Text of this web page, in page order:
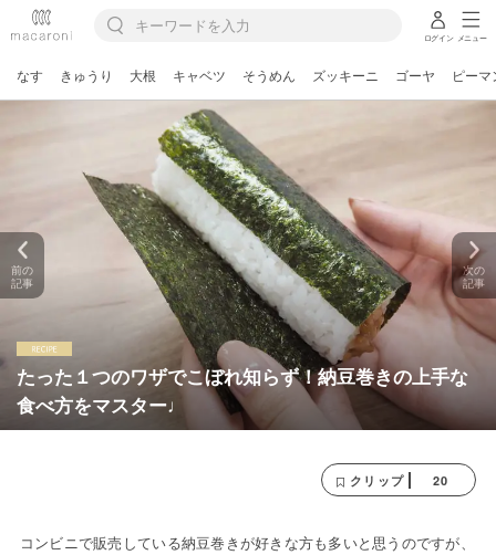
ログイン メニュー
なす きゅうり 大根 キャベツ そうめん ズッキーニ ゴーヤ ピーマ
たった１つのワザでこぼれ知らず！納豆巻きの上手な
食べ方をマスター♩
前の
記事
次の
記事
クリップ 20
コンビニで販売している納豆巻きが好きな方も多いと思うのですが、